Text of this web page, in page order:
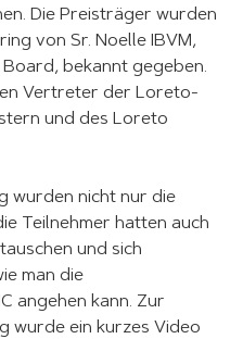
Die Preisträger wurden
von Sr. Noelle IBVM,
bekannt gegeben.
Vertreter der Loreto-
und des Loreto
wurden nicht nur die
Teilnehmer hatten auch
und sich
man die
angehen kann. Zur
wurde ein kurzes Video